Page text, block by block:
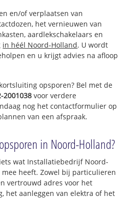
en/of verplaatsen van
het vernieuwen van
aardlekschakelaars en
in héél Noord-Holland. U wordt
en u krijgt advies na afloop
opsporen? Bel met de
voor verdere
nog het contactformulier op
van een afspraak.
in Noord-Holland?
wat Installatiebedrijf Noord-
heeft. Zowel bij particulieren
vertrouwd adres voor het
het aanleggen van elektra of het